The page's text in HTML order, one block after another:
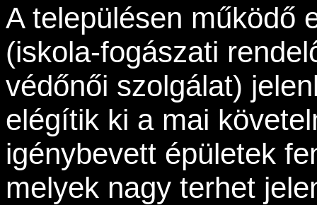
A településen működő
(iskola-fogászati
védőnői szolgálat)
elégítik ki a mai
igénybevett épületek
melyek nagy terhet